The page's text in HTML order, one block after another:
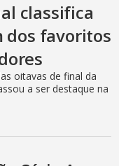
classifica
dos favoritos
oitavas de final da
a ser destaque na